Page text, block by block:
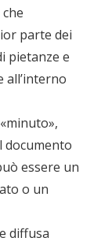
parte dei
pietanze e
all’interno
documento
essere un
o un
diffusa